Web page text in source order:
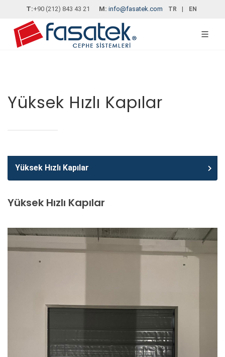
T:+90 (212) 843 43 21 M: info@fasatek.com TR | EN
Yüksek Hızlı Kapılar
Yüksek Hızlı Kapılar
Yüksek Hızlı Kapılar